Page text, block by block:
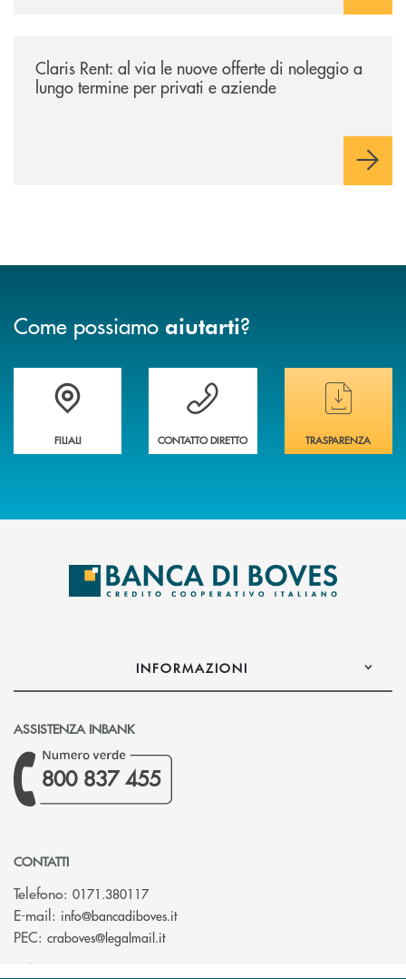
Claris Rent: al via le nuove offerte di noleggio a
lungo termine per privati e aziende
Come possiamo aiutarti?
Trova la filiale&nbsp; più vicina a te
FILIALI
Hai bisogno di assistenza immediata ?
CONTATTO DIRETTO
Hai bisogno di
TRASPARENZA
INFORMAZIONI
ASSISTENZA INBANK
800 837 455
CONTATTI
Telefono: 0171.380117
E-mail: info@bancadiboves.it(si apre l’app di posta elettronica)
PEC: craboves@legalmail.it(si apre l’app di posta elettronica)